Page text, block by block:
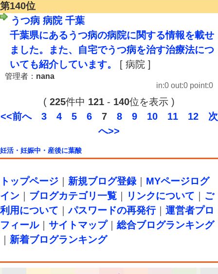
第140位
うつ病 病院 千葉
千葉県にあるうつ病の病院に関する情報を載せ
ました。また、自宅でうつ病を治す治療法につ
いても紹介しています。
[ 病院 ]
管理者： nana
in:0 out:0 point:0
( 225件中 121 - 140位を表示 )
<<前へ
3 4 5 6 7 8 9 10 11 12
次
へ>>
妊活・妊娠中・産後に葉酸
トップページ 新規ブログ登録｜ MYページログ
イン
ブログカテゴリ一覧 リンクについて
ご
利用について ｜パスワードの再発行｜ 運営者プロ
フィール｜ サイトマップ｜ 総合ブログランキング
新着ブログランキング